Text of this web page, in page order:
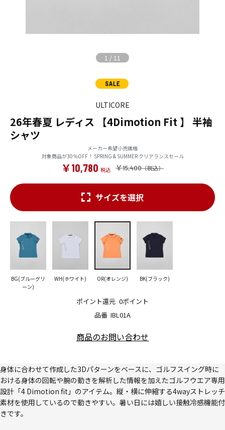
1 / 11
ULTICORE
26年春夏 レディス 【4Dimotion Fit 】 半袖
シャツ
メーカー希望小売価格
対象商品が30％OFF！ SPRING & SUMMER クリアランスセール
￥15,400
￥10,780
品番 IBL01A
ポイント還元 0ポイント
サイズを選択
BG(ブルーグリ
ーン)
WH(ホワイト) OR(オレンジ) BK(ブラック)
商品のお問い合わせ
身体に合わせて作成した3Dパターンをベースに、ゴルフスイング時に
おける身体の回転や腕の動きを解析した情報を加えたゴルフウエア専用
設計「4 Dimotion fit」のアイテム。縦・横に伸縮する4wayストレッチ
素材を使用しているので動きやすい。暑い日には嬉しい接触冷感機能付
きです。